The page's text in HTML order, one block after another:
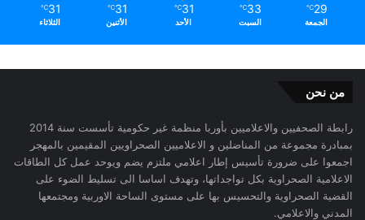
29
℃
الجمعة
33
℃
السبت
31
℃
الأحد
31
℃
الأثنين
31
℃
الثلاثاء
من نحن
رابطة الصحفيين والاعلاميين بأوربا منظمة غير حكومية تأسست سنة 2014
بمبادرة مجموعة من المناضلين و الاعلاميين الصحراويين المقيمين بالمهجر
اجمعوا على ضرورة تأسيس إطار اعلامي ملتزم يضم ويوحد عمل كل الطاقات
الاعلامية الصحراوية بكل تواجداتها، وتهدف اساسا الى تسليط الضوء على
القضية الصحراوية والتحسيس بها على مستوى الساحة الاوربية ومجتمعها
المدني والاعلامي.